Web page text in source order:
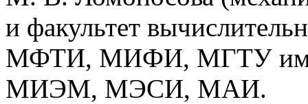
и факультет
МФТИ, МИФИ, МГТУ им.
МИЭМ, МЭСИ, МАИ.